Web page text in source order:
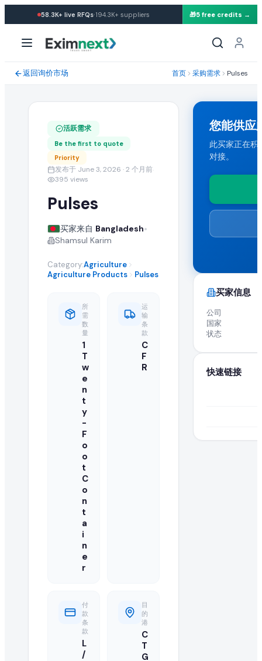
求购: Pulses
采购需求规格与贸易条款
运输条款与目的港
买家要求 CFR 运输条款。能够向 Bangladesh 发货的任何国
提交您的报价
类似 Pulses 批发采购需求
在 EximNext B2B 市场浏览更多活跃的 pulses 采购需求以及
全球 B2B 采购: 活跃进口商求购 Pulses
高品质 pulses 在全球市场的需求持续增长。这项活跃的采
关于 Pulses 采购需求的常见问题
什么是 pulses 采购需求?
采购需求是由正在寻找供应商以批量进口或采购批发 pulses
如何响应此 pulses 采购需求?
认证供应商和制造商可以点击本页的"提交报价"按钮,将批发
正在寻找此 pulses 的买家是否已认证?
EximNext 对我们 B2B 市场上的买家实施认证流程,确保供应
我的报价中需要包含哪些信息?
您的报价应包括最优批发 FOB 价格、最低起订量(MOQ)、
我可以直接联系来自 Bangladesh 的买家吗?
此 pulses 订单需要多大数量?
买家急需 1 Twenty-Foot Container 的 pulses。报价前请确
58.3K+ live RFQs·194.3K+ suppliers 🎁5 free credits →
返回询价市场 首页 采购需求 Pulses
活跃需求
Be the first to quote
Priority
发布于 June 3, 2026 · 2 个月前·
395 views
Pulses
买家来自 Bangladesh•
Shamsul Karim
Category:Agriculture
Agriculture Products
Pulses
所
需
数
量
1
T
w
e
n
t
y
-
F
o
o
t
C
o
n
t
a
i
n
e
r
运
输
条
款
C
F
R
付
款
条
款
L
/
目
的
港
C
T
G
您能供应
此买家正在积
对接。
买家信息
公司
国家
状态
快速链接